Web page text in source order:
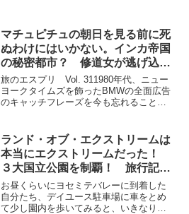
マチュピチュの朝日を見る前に死
ぬわけにはいかない。インカ帝国
の秘密都市？ 修道女が逃げ込ん
だ場所？
旅のエスプリ Vol. 311980年代、ニュー
ヨークタイムズを飾ったBMWの全面広告
のキャッチフレーズを今も忘れることが
れたリス...
ランド・オブ・エクストリームは
本当にエクストリームだった！
３大国立公園を制覇！ 旅行記そ
の⑤
お昼くらいにヨセミテバレーに到着した
自分たち、デイユース駐車場に車をとめ
て少し園内を歩いてみると、いきなりこ